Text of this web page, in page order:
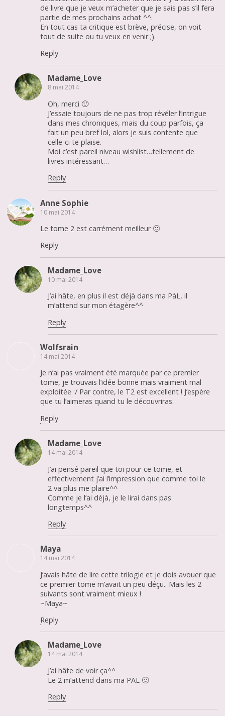
de livre que je veux m’acheter que je sais pas s’il fera
partie de mes prochains achat ^^.
En tout cas ta critique est brève, précise, on voit
tout de suite ou tu veux en venir ;).
Reply
Madame_Love
8 mai 2014
Oh, merci 🙂
J’essaie toujours de ne pas trop révéler l’intrigue
dans mes chroniques, mais du coup parfois, ça
fait un peu bref lol, alors je suis contente que
celle-ci te plaise.
Moi c’est pareil niveau wishlist…tellement de
livres intéressant…
Reply
Anne Sophie
10 mai 2014
Le tome 2 est carrément meilleur 🙂
Reply
Madame_Love
10 mai 2014
J’ai hâte, en plus il est déjà dans ma PàL, il
m’attend sur mon étagère^^
Reply
Wolfsrain
14 mai 2014
Je n’ai pas vraiment été marquée par ce premier
tome, je trouvais l’idée bonne mais vraiment mal
exploitée :/ Par contre, le T2 est excellent ! J’espère
que tu l’aimeras quand tu le découvriras.
Reply
Madame_Love
14 mai 2014
J’ai pensé pareil que toi pour ce tome, et
effectivement j’ai l’impression que comme toi le
2 va plus me plaire^^
Comme je l’ai déjà, je le lirai dans pas
longtemps^^
Reply
Maya
14 mai 2014
J’avais hâte de lire cette trilogie et je dois avouer que
ce premier tome m’avait un peu déçu.. Mais les 2
suivants sont vraiment mieux !
~Maya~
Reply
Madame_Love
14 mai 2014
J’ai hâte de voir ça^^
Le 2 m’attend dans ma PAL 🙂
Reply